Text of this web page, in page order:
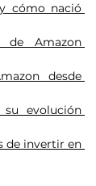
cómo nació
Amazon
desde
evolución
de invertir en